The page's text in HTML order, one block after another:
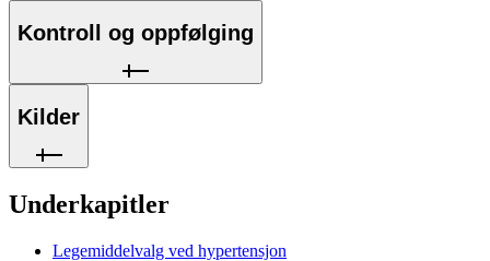
Kontroll og oppfølging
Kilder
Underkapitler
Legemiddelvalg ved hypertensjon